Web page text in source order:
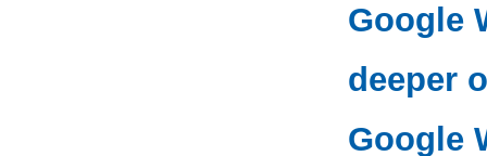
Google
deeper
Google